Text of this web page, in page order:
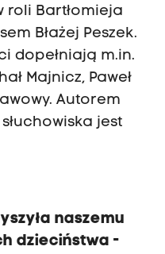
roli Bartłomieja
Błażej Peszek.
dopełniają m.in.
Majnicz, Paweł
Autorem
jest
naszemu
dzieciństwa -